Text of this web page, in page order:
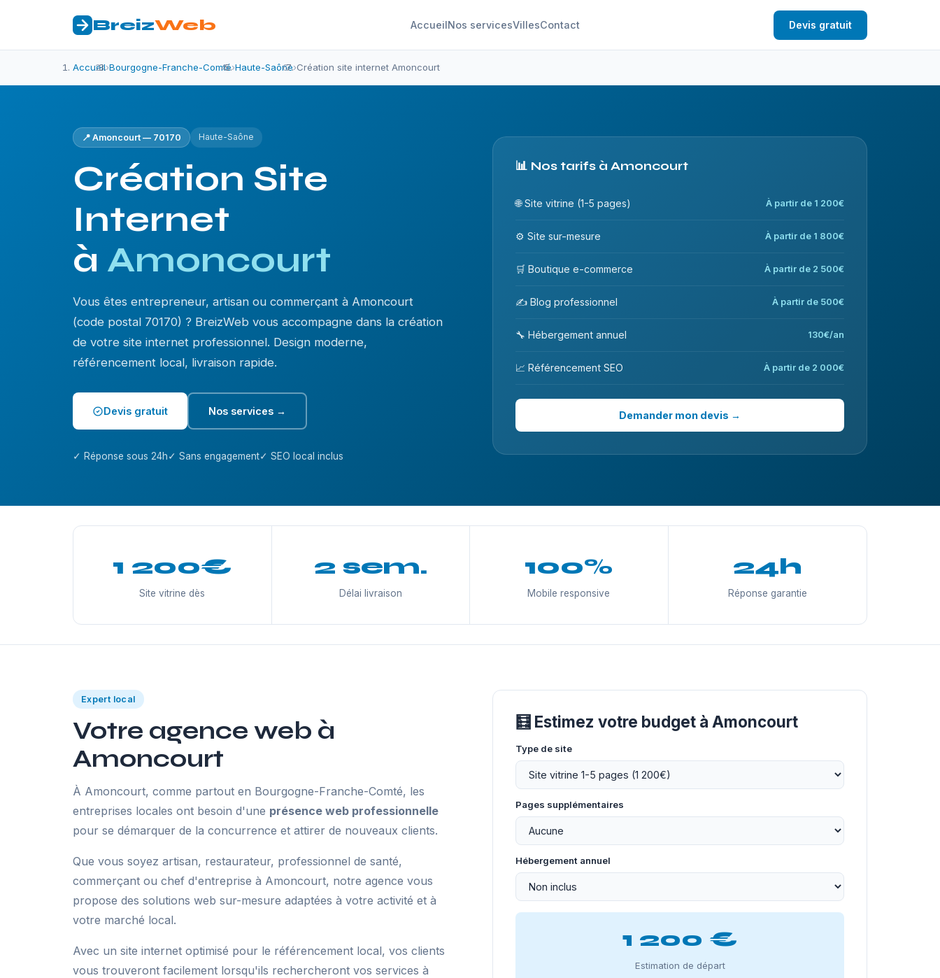
BreizWeb AccueilNos servicesVillesContact Devis gratuit
Accueil›Bourgogne-Franche-Comté›Haute-Saône›Création site internet Amoncourt
📍 Amoncourt — 70170 Haute-Saône
Création Site
Internet
à Amoncourt
Vous êtes entrepreneur, artisan ou commerçant à Amoncourt
(code postal 70170) ? BreizWeb vous accompagne dans la création
de votre site internet professionnel. Design moderne,
référencement local, livraison rapide.
Devis gratuit Nos services →
✓ Réponse sous 24h✓ Sans engagement✓ SEO local inclus
📊 Nos tarifs à Amoncourt
🌐 Site vitrine (1-5 pages) À partir de 1 200€
⚙️ Site sur-mesure À partir de 1 800€
🛒 Boutique e-commerce À partir de 2 500€
✍️ Blog professionnel À partir de 500€
🔧 Hébergement annuel 130€/an
📈 Référencement SEO À partir de 2 000€
Demander mon devis →
1 200€
Site vitrine dès
2 sem.
Délai livraison
100%
Mobile responsive
24h
Réponse garantie
Expert local
Votre agence web à
Amoncourt
À Amoncourt, comme partout en Bourgogne-Franche-Comté, les
entreprises locales ont besoin d'une présence web professionnelle
pour se démarquer de la concurrence et attirer de nouveaux clients.
Que vous soyez artisan, restaurateur, professionnel de santé,
commerçant ou chef d'entreprise à Amoncourt, notre agence vous
propose des solutions web sur-mesure adaptées à votre activité et à
votre marché local.
Avec un site internet optimisé pour le référencement local, vos clients
vous trouveront facilement lorsqu'ils rechercheront vos services à
🧮 Estimez votre budget à Amoncourt
Type de site
Pages supplémentaires
Hébergement annuel
1 200 €
Estimation de départ